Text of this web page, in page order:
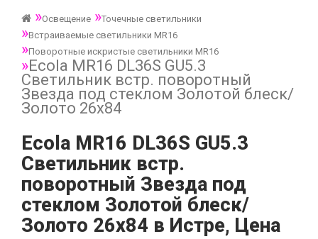
Освещение
Точечные светильники
Встраиваемые светильники MR16
Поворотные искристые светильники MR16
Ecola MR16 DL36S GU5.3
Светильник встр. поворотный
Звезда под стеклом Золотой блеск/
Золото 26x84
Ecola MR16 DL36S GU5.3
Светильник встр.
поворотный Звезда под
стеклом Золотой блеск/
Золото 26x84 в Истре, Цена